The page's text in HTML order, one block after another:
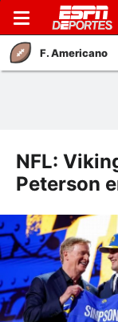
F. Americano
NFL:
Peterson